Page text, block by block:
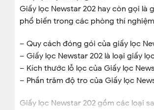
Giấy lọc Newstar 202 hay còn gọi
phổ biến trong các phòng thí
– Quy cách đóng gói của giấy lọc
– Giấy lọc Newstar 202 là loại giấy
– Kích thước lỗ lọc của Giấy lọc
– Phần trăm độ tro của Giấy lọc
Giấy lọc Newstar 202 gồm các loại